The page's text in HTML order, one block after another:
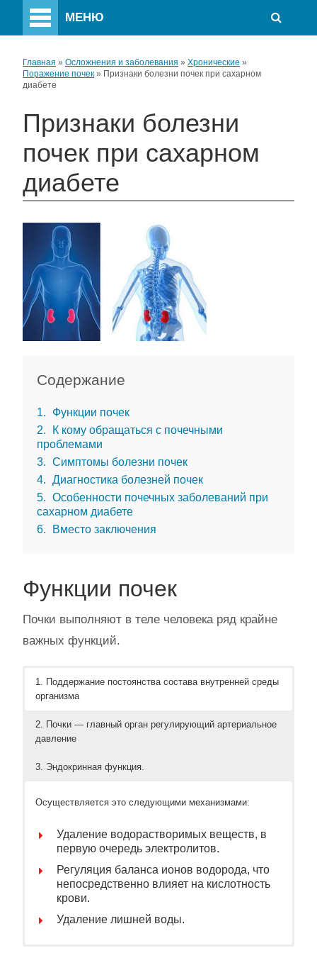
МЕНЮ
Главная » Осложнения и заболевания » Хронические »
Поражение почек » Признаки болезни почек при сахарном
диабете
Признаки болезни
почек при сахарном
диабете
Содержание
1
Функции почек
2
К кому обращаться с почечными
проблемами
3
Симптомы болезни почек
4
Диагностика болезней почек
5
Особенности почечных заболеваний при
сахарном диабете
6
Вместо заключения
Функции почек
Почки выполняют в теле человека ряд крайне
важных функций.
1. Поддержание постоянства состава внутренней среды
организма
2. Почки — главный орган регулирующий артериальное
давление
3. Эндокринная функция.
Осуществляется это следующими механизмами:
Удаление водорастворимых веществ, в
первую очередь электролитов.
Регуляция баланса ионов водорода, что
непосредственно влияет на кислотность
крови.
Удаление лишней воды.